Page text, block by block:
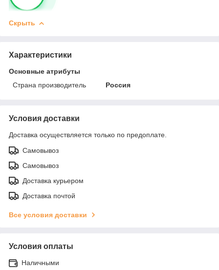
Скрыть
Характеристики
Основные атрибуты
Страна производитель
Россия
Условия доставки
Доставка осуществляется только по предоплате.
Самовывоз
Самовывоз
Доставка курьером
Доставка почтой
Все условия доставки
Условия оплаты
Наличными